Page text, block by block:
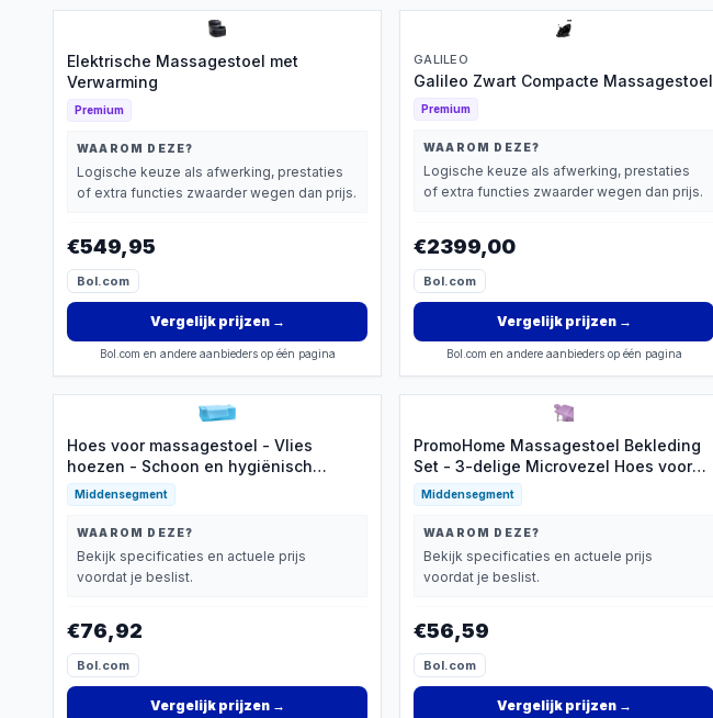
Elektrische Massagestoel met
Verwarming
Premium
WAAROM DEZE?
Logische keuze als afwerking, prestaties
of extra functies zwaarder wegen dan prijs.
€549,95
Bol.com
Vergelijk prijzen→
Bol.com en andere aanbieders op één pagina
GALILEO
Galileo Zwart Compacte Massagestoel
Premium
WAAROM DEZE?
Logische keuze als afwerking, prestaties
of extra functies zwaarder wegen dan prijs.
€2399,00
Bol.com
Vergelijk prijzen→
Bol.com en andere aanbieders op één pagina
Hoes voor massagestoel - Vlies
hoezen - Schoon en hygiënisch
werken - Met handige gaten - 80 x 180
cm
Middensegment
WAAROM DEZE?
Bekijk specificaties en actuele prijs
voordat je beslist.
€76,92
Bol.com
Vergelijk prijzen→
PromoHome Massagestoel Bekleding
Set - 3-delige Microvezel Hoes voor
Comfortabele Behandelingen
Middensegment
WAAROM DEZE?
Bekijk specificaties en actuele prijs
voordat je beslist.
€56,59
Bol.com
Vergelijk prijzen→